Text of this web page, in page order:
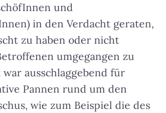
und
in den Verdacht geraten,
zu haben oder nicht
umgegangen zu
ausschlaggebend für
Pannen rund um den
wie zum Beispiel die des